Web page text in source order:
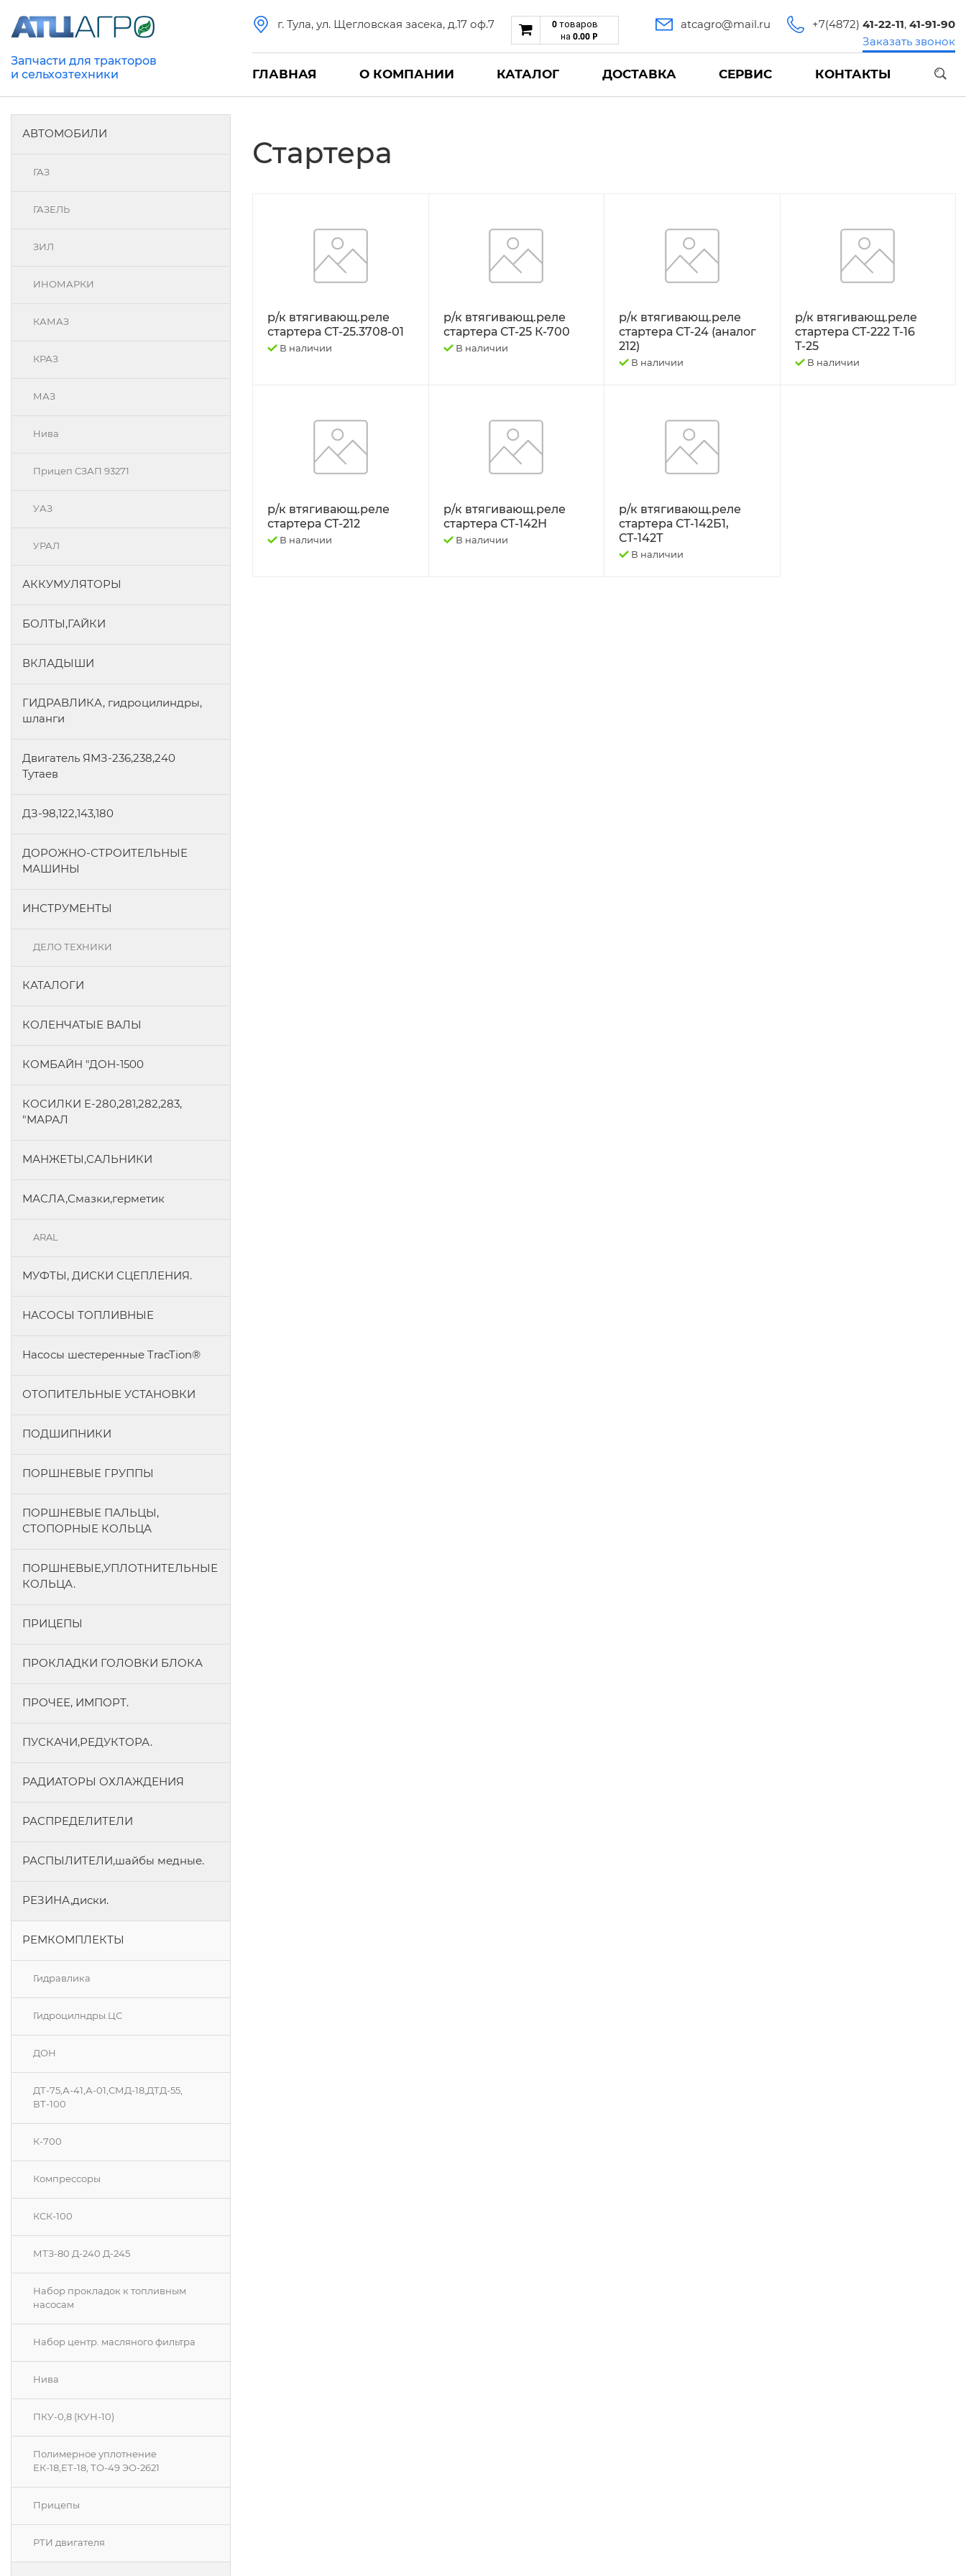
Запчасти для тракторов
и сельхозтехники
г. Тула, ул. Щегловская засека, д.17 оф.7 0 товаров
на 0.00 Р
atcagro@mail.ru +7(4872) 41-22-11, 41-91-90
Заказать звонок
ГЛАВНАЯ О КОМПАНИИ КАТАЛОГ ДОСТАВКА СЕРВИС КОНТАКТЫ
АВТОМОБИЛИ
ГАЗ
ГАЗЕЛЬ
ЗИЛ
ИНОМАРКИ
КАМАЗ
КРАЗ
МАЗ
Нива
Прицеп СЗАП 93271
УАЗ
УРАЛ
АККУМУЛЯТОРЫ
БОЛТЫ,ГАЙКИ
ВКЛАДЫШИ
ГИДРАВЛИКА, гидроцилиндры,
шланги
Двигатель ЯМЗ-236,238,240
Тутаев
ДЗ-98,122,143,180
ДОРОЖНО-СТРОИТЕЛЬНЫЕ
МАШИНЫ
ИНСТРУМЕНТЫ
ДЕЛО ТЕХНИКИ
КАТАЛОГИ
КОЛЕНЧАТЫЕ ВАЛЫ
КОМБАЙН "ДОН-1500
КОСИЛКИ Е-280,281,282,283,
"МАРАЛ
МАНЖЕТЫ,САЛЬНИКИ
МАСЛА,Смазки,герметик
ARAL
МУФТЫ, ДИСКИ СЦЕПЛЕНИЯ.
НАСОСЫ ТОПЛИВНЫЕ
Насосы шестеренные TracTion®
ОТОПИТЕЛЬНЫЕ УСТАНОВКИ
ПОДШИПНИКИ
ПОРШНЕВЫЕ ГРУППЫ
ПОРШНЕВЫЕ ПАЛЬЦЫ,
СТОПОРНЫЕ КОЛЬЦА
ПОРШНЕВЫЕ,УПЛОТНИТЕЛЬНЫЕ
КОЛЬЦА.
ПРИЦЕПЫ
ПРОКЛАДКИ ГОЛОВКИ БЛОКА
ПРОЧЕЕ, ИМПОРТ.
ПУСКАЧИ,РЕДУКТОРА.
РАДИАТОРЫ ОХЛАЖДЕНИЯ
РАСПРЕДЕЛИТЕЛИ
РАСПЫЛИТЕЛИ,шайбы медные.
РЕЗИНА,диски.
РЕМКОМПЛЕКТЫ
Гидравлика
Гидроцилндры.ЦС
ДОН
ДТ-75,А-41,А-01,СМД-18,ДТД-55,
ВТ-100
К-700
Компрессоры
КСК-100
МТЗ-80 Д-240 Д-245
Набор прокладок к топливным
насосам
Набор центр. масляного фильтра
Нива
ПКУ-0,8 (КУН-10)
Полимерное уплотнение
ЕК-18,ЕТ-18, ТО-49 ЭО-2621
Прицепы
РТИ двигателя
Стартера
р/к втягивающ.реле
стартера СТ-25.3708-01
В наличии
р/к втягивающ.реле
стартера СТ-25 К-700
В наличии
р/к втягивающ.реле
стартера СТ-24 (аналог
212)
В наличии
р/к втягивающ.реле
стартера СТ-222 Т-16
Т-25
В наличии
р/к втягивающ.реле
стартера СТ-212
В наличии
р/к втягивающ.реле
стартера СТ-142Н
В наличии
р/к втягивающ.реле
стартера СТ-142Б1,
СТ-142Т
В наличии